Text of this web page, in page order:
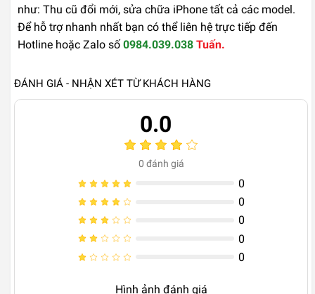
như: Thu cũ đổi mới, sửa chữa iPhone tất cả các model.
Để hỗ trợ nhanh nhất bạn có thể liên hệ trực tiếp đến
Hotline hoặc Zalo số 0984.039.038 Tuấn.
ĐÁNH GIÁ - NHẬN XÉT TỪ KHÁCH HÀNG
0.0
0 đánh giá
0
0
0
0
0
Hình ảnh đánh giá